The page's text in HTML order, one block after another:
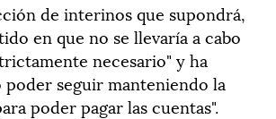
de interinos que supondrá,
en que no se llevaría a cabo
necesario" y ha
poder seguir manteniendo la
poder pagar las cuentas".